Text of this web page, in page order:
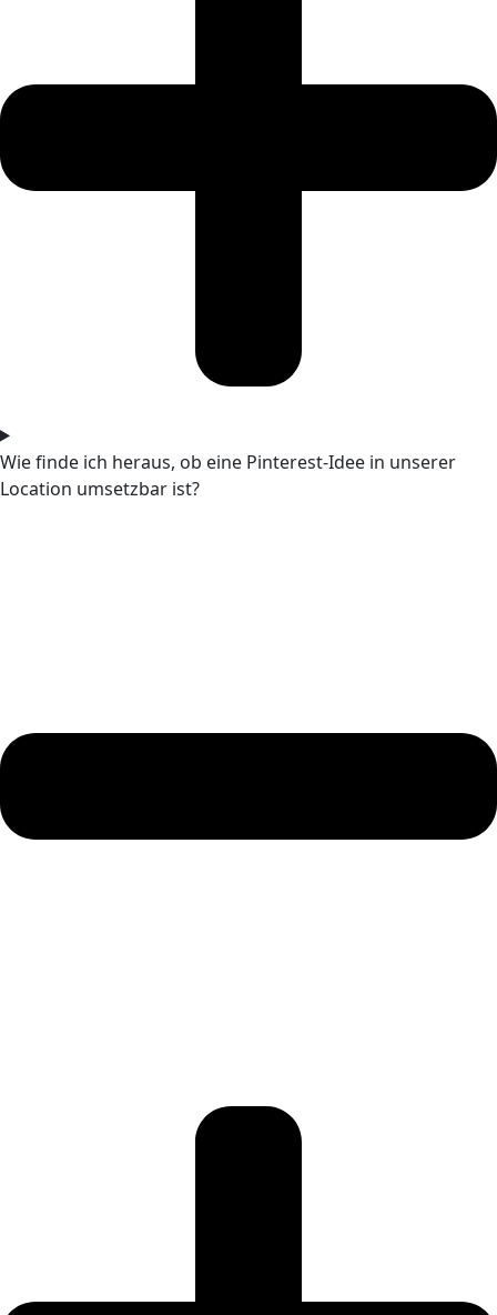
Wie finde ich heraus, ob eine Pinterest-Idee in unserer
Location umsetzbar ist?